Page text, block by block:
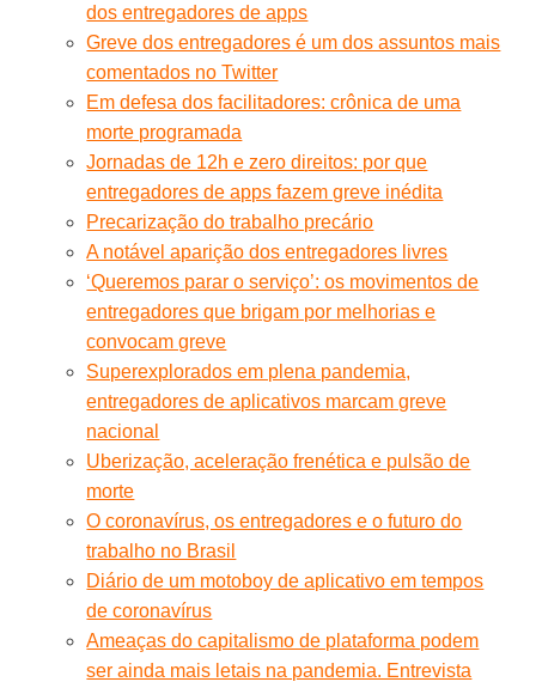
dos entregadores de apps
Greve dos entregadores é um dos assuntos mais
comentados no Twitter
Em defesa dos facilitadores: crônica de uma
morte programada
Jornadas de 12h e zero direitos: por que
entregadores de apps fazem greve inédita
Precarização do trabalho precário
A notável aparição dos entregadores livres
‘Queremos parar o serviço’: os movimentos de
entregadores que brigam por melhorias e
convocam greve
Superexplorados em plena pandemia,
entregadores de aplicativos marcam greve
nacional
Uberização, aceleração frenética e pulsão de
morte
O coronavírus, os entregadores e o futuro do
trabalho no Brasil
Diário de um motoboy de aplicativo em tempos
de coronavírus
Ameaças do capitalismo de plataforma podem
ser ainda mais letais na pandemia. Entrevista